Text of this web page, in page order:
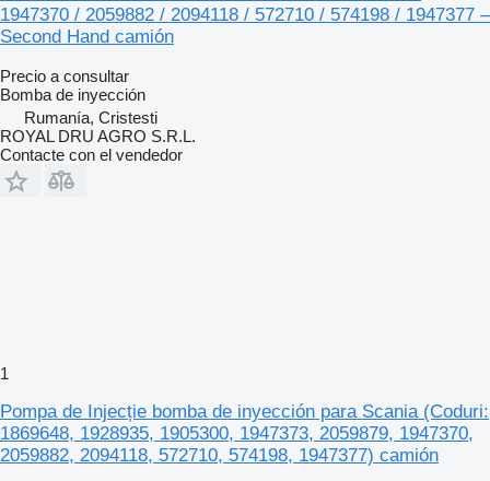
1947370 / 2059882 / 2094118 / 572710 / 574198 / 1947377 –
Second Hand camión
Precio a consultar
Bomba de inyección
Rumanía, Cristesti
ROYAL DRU AGRO S.R.L.
Contacte con el vendedor
1
Pompa de Injecție bomba de inyección para Scania (Coduri:
1869648, 1928935, 1905300, 1947373, 2059879, 1947370,
2059882, 2094118, 572710, 574198, 1947377) camión